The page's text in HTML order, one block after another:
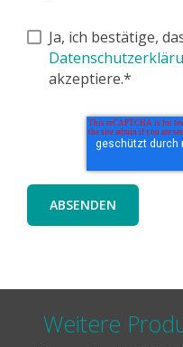
Ja, ich bestätige,
akzeptiere.*
Weitere